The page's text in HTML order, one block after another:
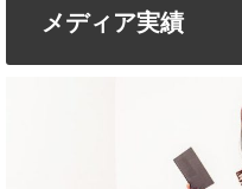
メディア実績